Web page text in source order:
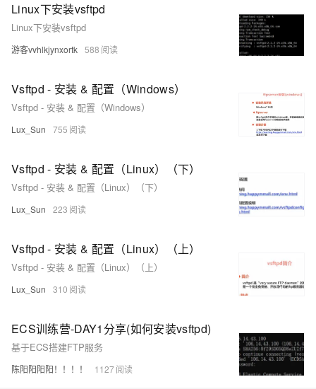
Linux下安装vsftpd
Linux下安装vsftpd
游客vvhlkjynxortk 588
Vsftpd - 安装 & 配置（Windows）
Vsftpd - 安装 & 配置（Windows）
Lux_Sun 755
Vsftpd - 安装 & 配置（Linux）（下）
Vsftpd - 安装 & 配置（Linux）（下）
Lux_Sun 223
Vsftpd - 安装 & 配置（Linux）（上）
Vsftpd - 安装 & 配置（Linux）（上）
Lux_Sun 310
ECS训练营-DAY1分享(如何安装vsftpd)
基于ECS搭建FTP服务
陈阳阳阳阳！！！！ 1127